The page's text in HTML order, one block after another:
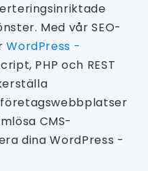
Med vår SEO-
WordPress -
PHP och REST
CMS-
dina WordPress -